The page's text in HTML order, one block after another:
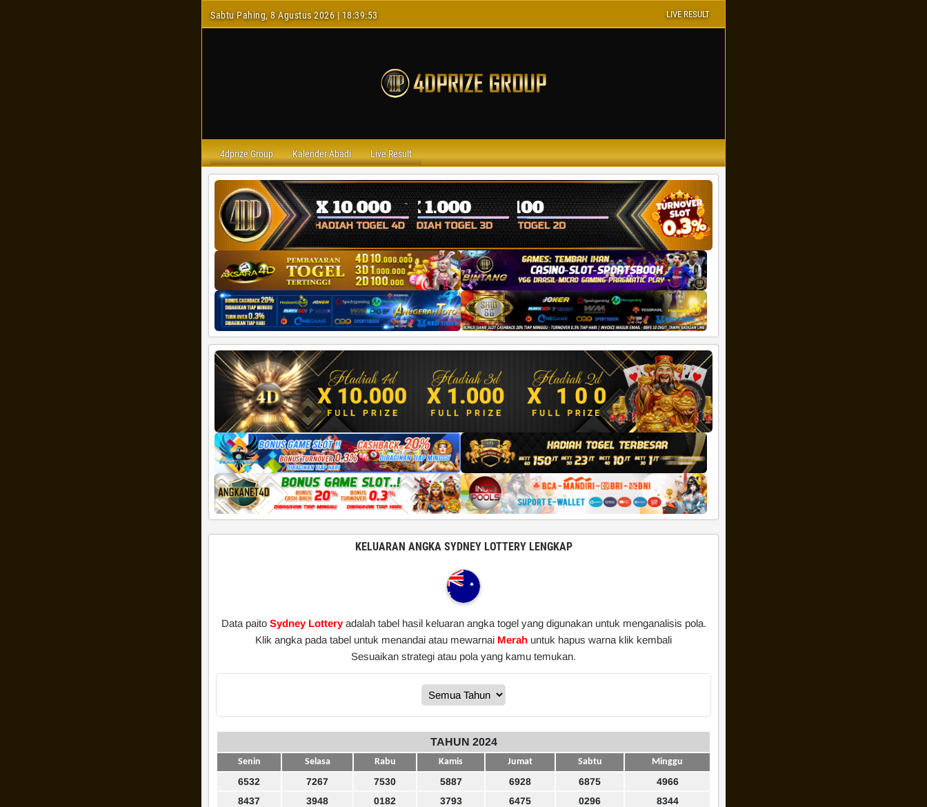
Sabtu Pahing, 8 Agustus 2026 | 18:39:54 LIVE RESULT
4dprize Group Kalender Abadi Live Result
KELUARAN ANGKA SYDNEY LOTTERY LENGKAP
Data paito Sydney Lotteryadalah tabel hasil keluaran angka togel yang digunakan untuk menganalisis pola.
Klik angka pada tabel untuk menandai atau mewarnai Merah untuk hapus warna klik kembali
Sesuaikan strategi atau pola yang kamu temukan.
TAHUN 2024
Senin Selasa Rabu Kamis Jumat Sabtu Minggu
6532 7267 7530 5887 6928 6875
4966
8437
3948 0182 3793 6475 0296
8344